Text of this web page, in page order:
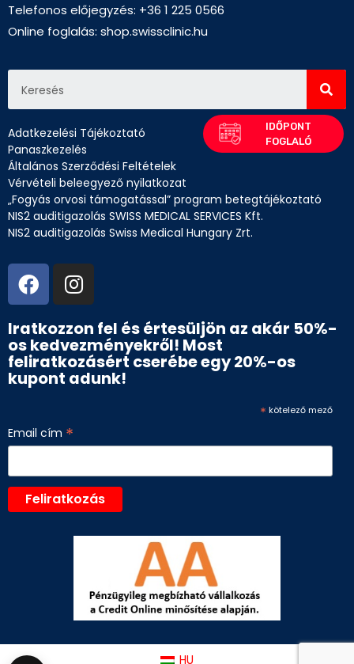
Telefonos előjegyzés: +36 1 225 0566
Online foglalás: shop.swissclinic.hu
Adatkezelési Tájékoztató
Panaszkezelés
Általános Szerződési Feltételek
Vérvételi beleegyező nyilatkozat
„Fogyás orvosi támogatással” program betegtájékoztató
NIS2 auditigazolás SWISS MEDICAL SERVICES Kft.
NIS2 auditigazolás Swiss Medical Hungary Zrt.
Iratkozzon fel és értesüljön az akár 50%-
os kedvezményekről! Most
feliratkozásért cserébe egy 20%-os
kupont adunk!
* kötelező mező
Email cím *
HU